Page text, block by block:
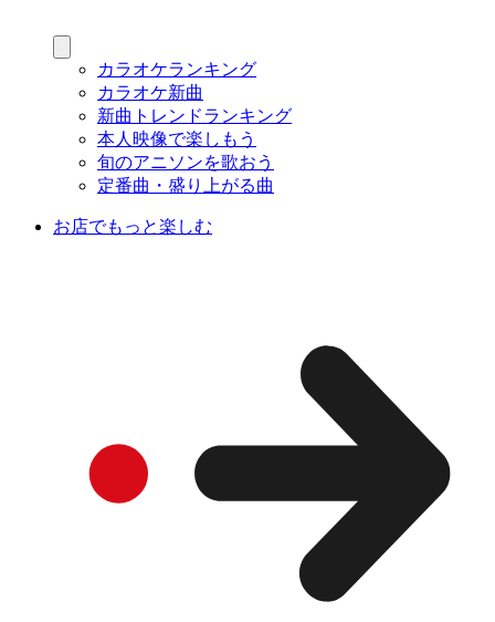
カラオケランキング
カラオケ新曲
新曲トレンドランキング
本人映像で楽しもう
旬のアニソンを歌おう
定番曲・盛り上がる曲
お店でもっと楽しむ